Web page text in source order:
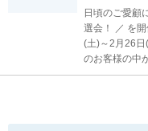
日頃のご愛顧
選会！ ／ を
(土)～2月26日
のお客様の中